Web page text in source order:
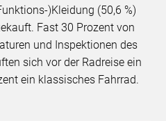
)Kleidung (50,6 %)
Fast 30 Prozent von
und Inspektionen des
sich vor der Radreise ein
ein klassisches Fahrrad.